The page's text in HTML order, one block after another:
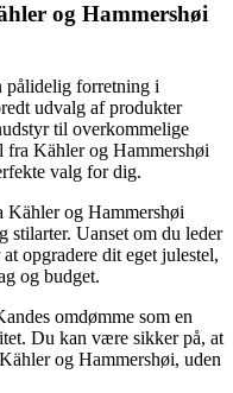
og Hammershøi
pålidelig forretning i
udvalg af produkter
til overkommelige
fra Kähler og Hammershøi
valg for dig.
Kähler og Hammershøi
stilarter. Uanset om du leder
opgradere dit eget julestel,
og budget.
omdømme som en
Du kan være sikker på, at
og Hammershøi, uden